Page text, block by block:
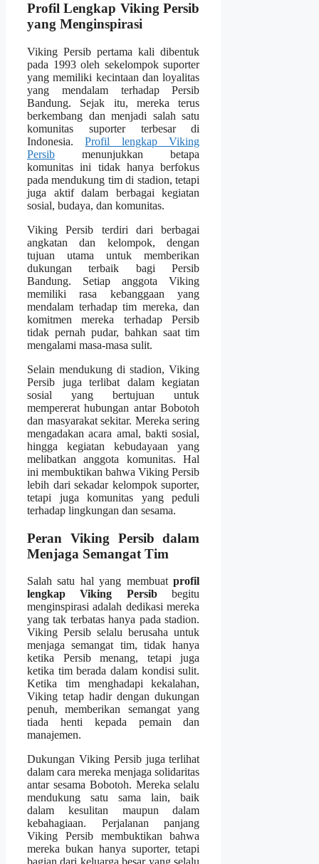
Profil Lengkap Viking Persib
yang Menginspirasi
Viking Persib pertama kali dibentuk
pada 1993 oleh sekelompok suporter
yang memiliki kecintaan dan loyalitas
yang mendalam terhadap Persib
Bandung. Sejak itu, mereka terus
berkembang dan menjadi salah satu
komunitas suporter terbesar di
Indonesia.Profil lengkap Viking
Persib menunjukkan betapa
komunitas ini tidak hanya berfokus
pada mendukung tim di stadion, tetapi
juga aktif dalam berbagai kegiatan
sosial, budaya, dan komunitas.
Viking Persib terdiri dari berbagai
angkatan dan kelompok, dengan
tujuan utama untuk memberikan
dukungan terbaik bagi Persib
Bandung. Setiap anggota Viking
memiliki rasa kebanggaan yang
mendalam terhadap tim mereka, dan
komitmen mereka terhadap Persib
tidak pernah pudar, bahkan saat tim
mengalami masa-masa sulit.
Selain mendukung di stadion, Viking
Persib juga terlibat dalam kegiatan
sosial yang bertujuan untuk
mempererat hubungan antar Bobotoh
dan masyarakat sekitar. Mereka sering
mengadakan acara amal, bakti sosial,
hingga kegiatan kebudayaan yang
melibatkan anggota komunitas. Hal
ini membuktikan bahwa Viking Persib
lebih dari sekadar kelompok suporter,
tetapi juga komunitas yang peduli
terhadap lingkungan dan sesama.
Peran Viking Persib dalam
Menjaga Semangat Tim
Salah satu hal yang membuatprofil
lengkap Viking Persibbegitu
menginspirasi adalah dedikasi mereka
yang tak terbatas hanya pada stadion.
Viking Persib selalu berusaha untuk
menjaga semangat tim, tidak hanya
ketika Persib menang, tetapi juga
ketika tim berada dalam kondisi sulit.
Ketika tim menghadapi kekalahan,
Viking tetap hadir dengan dukungan
penuh, memberikan semangat yang
tiada henti kepada pemain dan
manajemen.
Dukungan Viking Persib juga terlihat
dalam cara mereka menjaga solidaritas
antar sesama Bobotoh. Mereka selalu
mendukung satu sama lain, baik
dalam kesulitan maupun dalam
kebahagiaan. Perjalanan panjang
Viking Persib membuktikan bahwa
mereka bukan hanya suporter, tetapi